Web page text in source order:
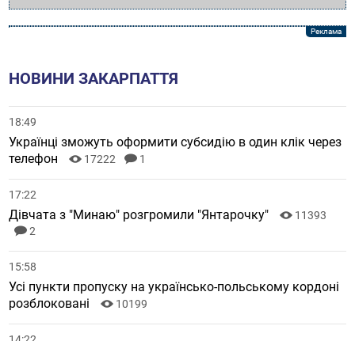
НОВИНИ ЗАКАРПАТТЯ
18:49
Українці зможуть оформити субсидію в один клік через
телефон
17222 1
17:22
Дівчата з "Минаю" розгромили "Янтарочку"
11393
2
15:58
Усі пункти пропуску на українсько-польському кордоні
розблоковані
10199